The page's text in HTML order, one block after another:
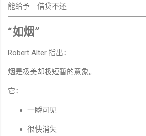
能给予
借贷不还
“如烟”
Robert Alter 指出：
烟是极美却极短暂的意象。
它：
一瞬可见
很快消失